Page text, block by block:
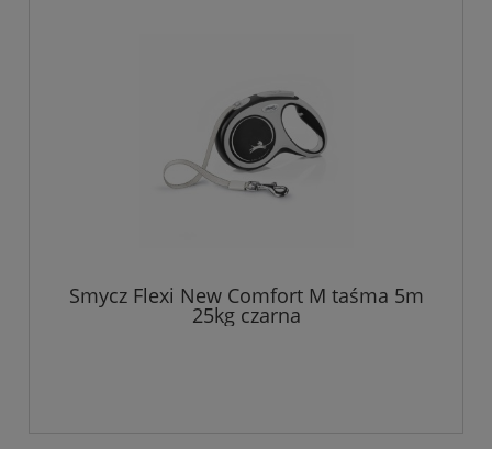
Smycz Flexi New Comfort M taśma 5m
25kg czarna